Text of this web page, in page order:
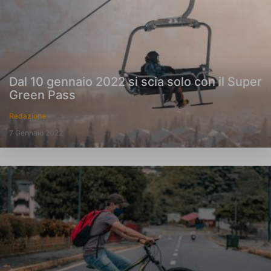
Dal 10 gennaio 2022 si scia solo con il Super
Green Pass
Redazione
7 Gennaio 2022